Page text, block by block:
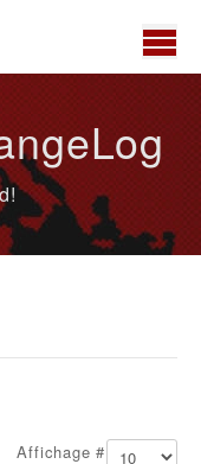
Affichage #